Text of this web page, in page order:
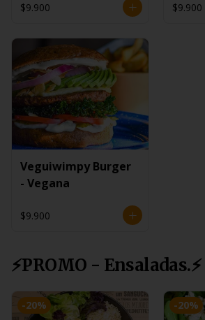
$9.900 $9.900
Veguiwimpy Burger
- Vegana
$9.900
⚡PROMO - Ensaladas.⚡
-20% -20%